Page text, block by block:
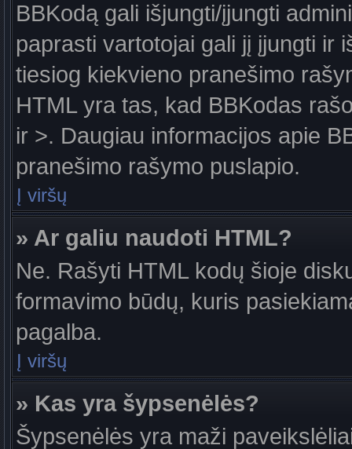
BBKodą gali išjungti/įjungti
paprasti vartotojai gali jį įjungti ir
tiesiog kiekvieno pranešimo
HTML yra tas, kad BBKodas
ir >. Daugiau informacijos apie
pranešimo rašymo puslapio.
Į viršų
» Ar galiu naudoti HTML?
Ne. Rašyti HTML kodų šioje
formavimo būdų, kuris
pagalba.
Į viršų
» Kas yra šypsenėlės?
Šypsenėlės yra maži